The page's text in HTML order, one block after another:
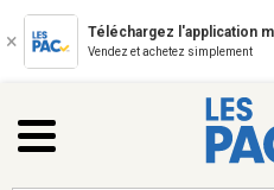
Téléchargez l'application
Vendez et achetez simplement